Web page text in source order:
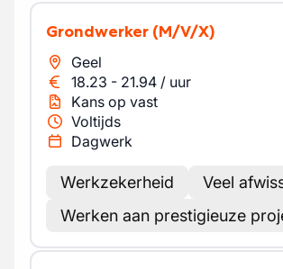
Grondwerker (M/V/X)
Geel
18.23 - 21.94 / uur
Kans op vast
Voltijds
Dagwerk
Werkzekerheid
Veel
Werken aan prestigieuze